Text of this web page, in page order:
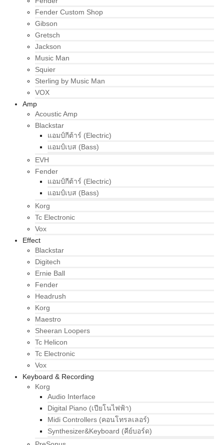
Fender Custom Shop
Gibson
Gretsch
Jackson
Music Man
Squier
Sterling by Music Man
VOX
Amp
Acoustic Amp
Blackstar
แอมป์กีต้าร์ (Electric)
แอมป์เบส (Bass)
EVH
Fender
แอมป์กีต้าร์ (Electric)
แอมป์เบส (Bass)
Korg
Tc Electronic
Vox
Effect
Blackstar
Digitech
Ernie Ball
Fender
Headrush
Korg
Maestro
Sheeran Loopers
Tc Helicon
Tc Electronic
Vox
Keyboard & Recording
Korg
Audio Interface
Digital Piano (เปียโนไฟฟ้า)
Midi Controllers (คอนโทรลเลอร์)
Synthesizer&Keyboard (คีย์บอร์ด)